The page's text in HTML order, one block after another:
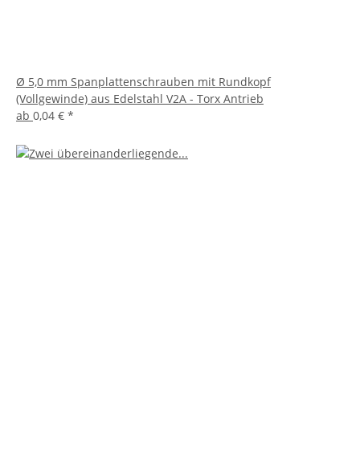
Ø 5,0 mm Spanplattenschrauben mit Rundkopf
(Vollgewinde) aus Edelstahl V2A - Torx Antrieb
ab 0,04 € *